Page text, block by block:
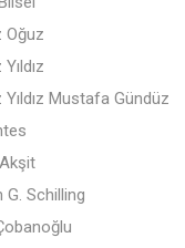
Oğuz
Mustafa Gündüz
G. Schilling